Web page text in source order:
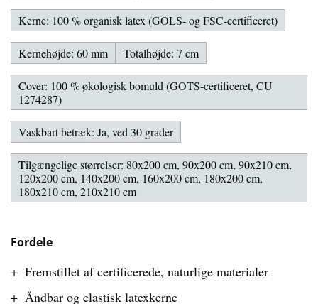
Fordele
Fremstillet af certificerede, naturlige materialer
Åndbar og elastisk latexkerne
Kerne: 100 % organisk latex (GOLS- og FSC-certificeret)
Kernehøjde: 60 mm Totalhøjde: 7 cm
Cover: 100 % økologisk bomuld (GOTS-certificeret, CU
1274287)
Vaskbart betræk: Ja, ved 30 grader
Tilgængelige størrelser: 80x200 cm, 90x200 cm, 90x210 cm,
120x200 cm, 140x200 cm, 160x200 cm, 180x200 cm,
180x210 cm, 210x210 cm